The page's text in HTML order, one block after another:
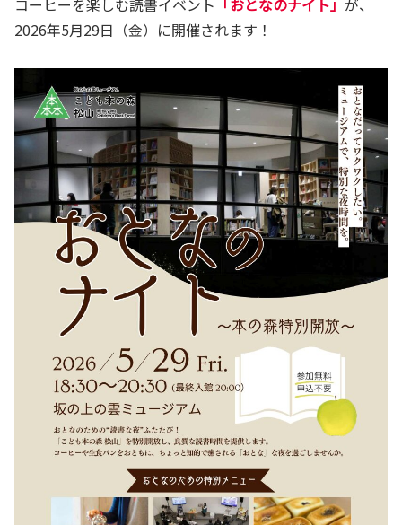
コーヒーを楽しむ読書イベント 「おとなのナイト」 が、
2026年5月29日（金）に開催されます！